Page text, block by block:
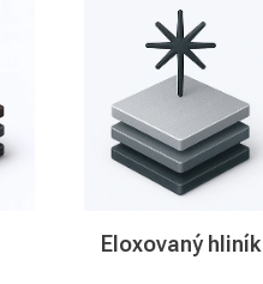
Eloxovaný hliník